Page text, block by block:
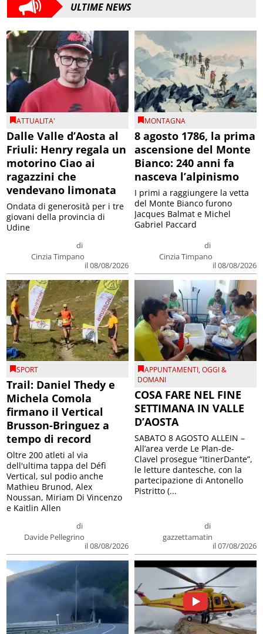
ULTIME NEWS
ATTUALITA'
Dalle Valle d’Aosta al
Friuli: Henry regala un
motorino Ciao ai
ragazzini che
vendevano limonata
di
Cinzia Timpano
il 08/08/2026
Ondata di generosità per i tre
giovani della provincia di
Udine
MONTAGNA
8 agosto 1786, la prima
ascensione del Monte
Bianco: 240 anni fa
nasceva l’alpinismo
di
Cinzia Timpano
il 08/08/2026
I primi a raggiungere la vetta
del Monte Bianco furono
Jacques Balmat e Michel
Gabriel Paccard
SPORT
Trail: Daniel Thedy e
Michela Comola
firmano il Vertical
Brusson-Bringuez a
tempo di record
di
Davide Pellegrino
il 08/08/2026
Oltre 200 atleti al via
dell'ultima tappa del Défì
Vertical, sul podio anche
Mathieu Brunod, Alex
Noussan, Miriam Di Vincenzo
e Kaitlin Allen
APPUNTAMENTI,OGGI &
DOMANI
COSA FARE NEL FINE
SETTIMANA IN VALLE
D’AOSTA
di
gazzettamatin
il 07/08/2026
SABATO 8 AGOSTO ALLEIN –
All’area verde Le Plan-de-
Clavel prosegue “ItinerDante”,
le letture dantesche, con la
partecipazione di Antonello
Pistritto (...